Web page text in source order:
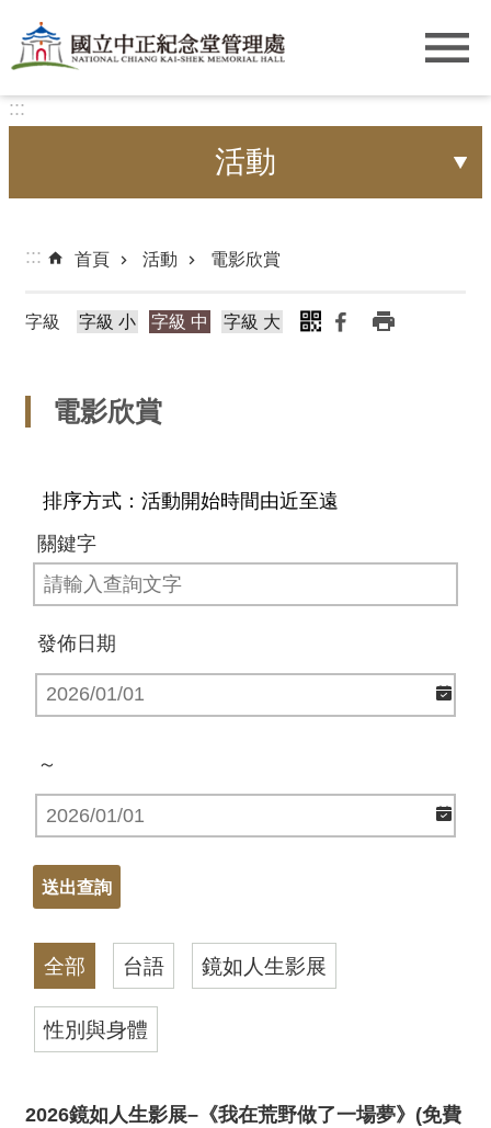
跳到主要內容區塊
:::
活動
::: 首頁 活動 電影欣賞
字級 字級 小 字級 中 字級 大
電影欣賞
排序方式：活動開始時間由近至遠
關鍵字
發佈日期
～
全部 台語 鏡如人生影展
性別與身體
2026鏡如人生影展–《我在荒野做了一場夢》(免費